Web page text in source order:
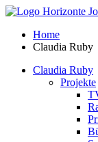
Home
Claudia Ruby
Claudia Ruby
Projekte